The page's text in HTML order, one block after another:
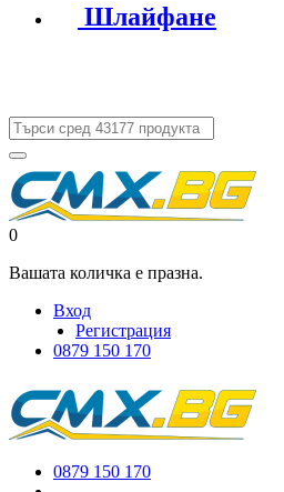
Шлайфане
0
Вашата количка е празна.
Вход
Регистрация
0879 150 170
0879 150 170